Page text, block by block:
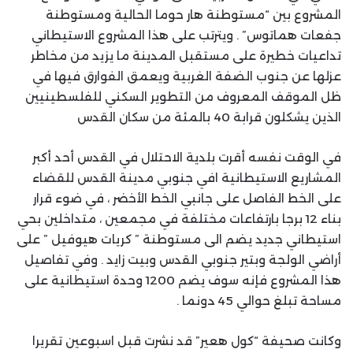
المشروع بين “مستوطنة هار حوما الحالية ومستوطنة
جفعات هماتوس” . ويترتب على هذا المشروع الاستيطاني
تداعيات خطيرة على مستقبل المدينة ما يزيد من مخاطر
عزلها عن جنوب الضفة الغربية ويعمق الفوارق فيها في
ظل الموقف المعروف من التطوير السكني للفلسطينيين
الذين يشكلون قرابة 40 بالمئة من سكان القدس
في الوقت نفسه أقرت بلدية الاحتلال في القدس أحد أكبر
المشاريع الاستيطانية افي جنوبي مدينة القدس للقضاء
على الخط الفاصل على جانبي الخط الأخضر ، في ضوء قرار
بناء 12 برجا بارتفاعات مختلفة في مجمعين ، متداخلين بحي
استيطاني جديد يضم الى مستوطنة ” كريات هيوفيل ” على
أراضي الولجة وبتير جنوبي القدس وبيت زايد . وفي تفاصيل
هذا المشروع فإنه سوف يضم 1200 وحدة استيطانية على
مساحة تبلغ حوالي 45 دونما .
وكانت صحيفة “كول هعير” قد نشرت قبل اسبوعين تقريرا